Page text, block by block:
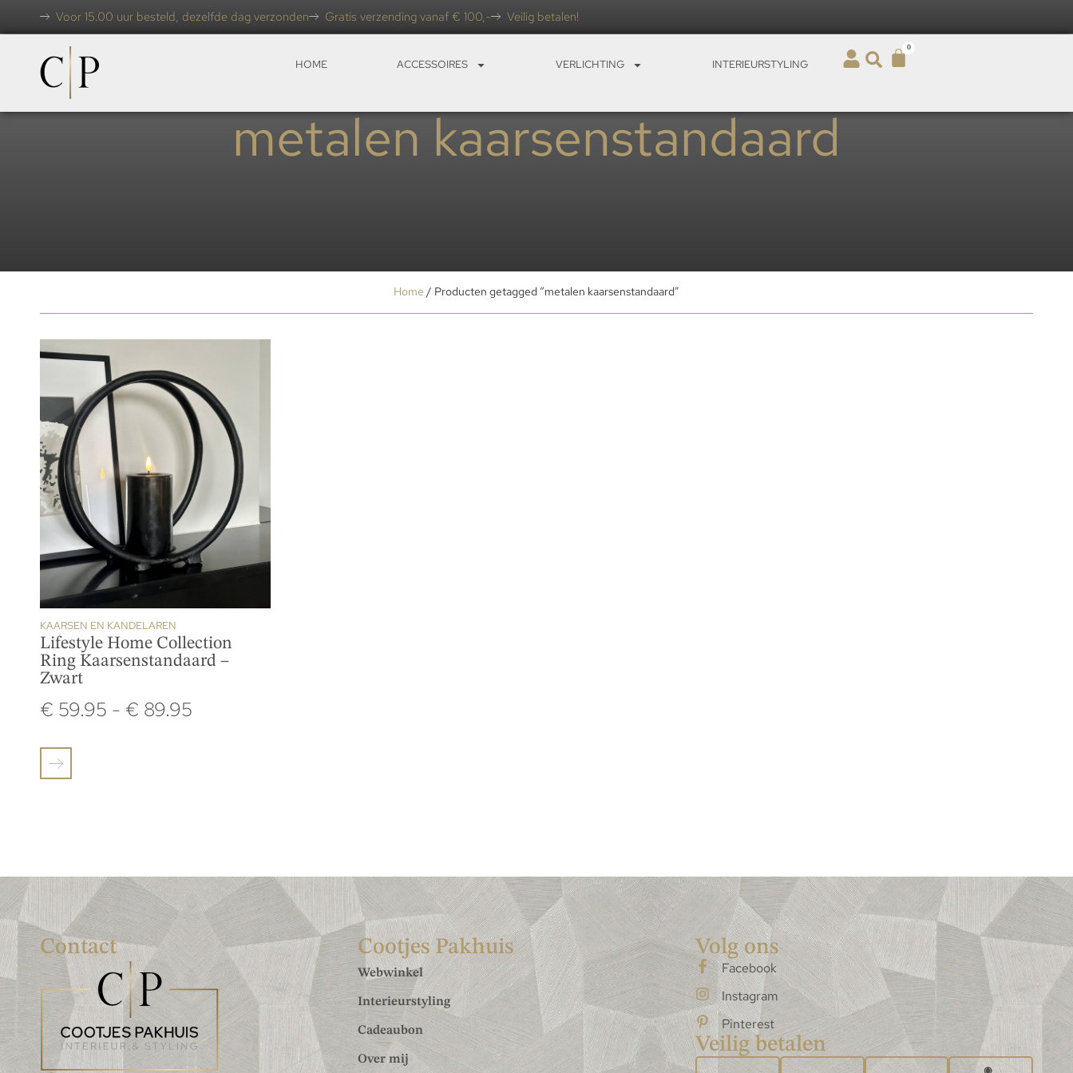
Voor 15.00 uur besteld, dezelfde dag verzonden Gratis verzending vanaf € 100,- Veilig betalen!
HOME ACCESSOIRES VERLICHTING INTERIEURSTYLING
0
metalen kaarsenstandaard
Home / Producten getagged “metalen kaarsenstandaard”
KAARSEN EN KANDELAREN
Lifestyle Home Collection
Ring Kaarsenstandaard –
Zwart
€ 59.95 - € 89.95
Contact Cootjes Pakhuis
Webwinkel
Interieurstyling
Cadeaubon
Over mij
Volg ons
Facebook
Instagram
Pinterest
Veilig betalen